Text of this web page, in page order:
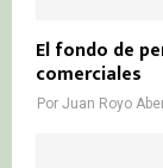
El fondo de
comerciales
Por Juan Royo